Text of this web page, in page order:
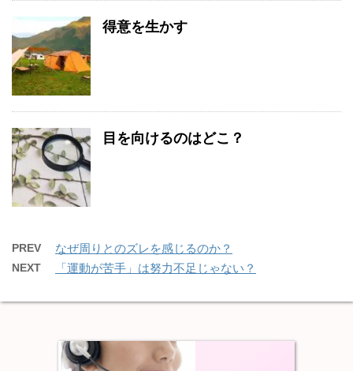
得意を生かす
目を向けるのはどこ？
PREV なぜ周りとのズレを感じるのか？
NEXT 「運動が苦手」は努力不足じゃない？